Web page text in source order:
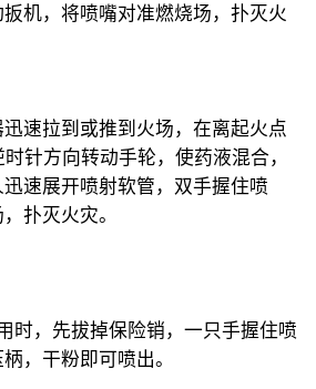
机，将喷嘴对准燃烧场，扑灭火
速拉到或推到火场，在离起火点
针方向转动手轮，使药液混合，
速展开喷射软管，双手握住喷
扑灭火灾。
时，先拔掉保险销，一只手握住喷
，干粉即可喷出。